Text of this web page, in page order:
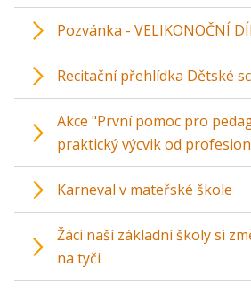
Pozvánka - VELIKONOČNÍ
Recitační přehlídka Dětské
Akce "První pomoc pro
praktický výcvik od
Karneval v mateřské škole
Žáci naší základní školy si
na tyči